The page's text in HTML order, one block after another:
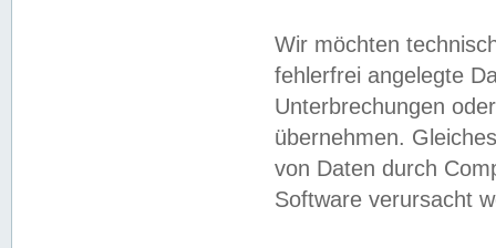
Wir möchten
fehlerfrei angelegte
Unterbrechungen
übernehmen.
von Daten durch
Software verursacht